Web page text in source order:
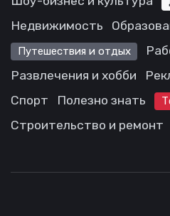
Недвижимость
Путешествия и отдых
Развлечения и хобби
Спорт
Полезно знать
Строительство и ремонт